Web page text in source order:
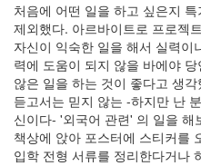
처음에 어떤 일을 하고 싶은지
제외했다. 아르바이트로 프로젝
자신이 익숙한 일을 해서 실력이
력에 도움이 되지 않을 바에야
않은 일을 하는 것이 좋다고 생
듣고서는 믿지 않는 -하지만 난
신이다- '외국어 관련' 의 일을 해
책상에 앉아 포스터에 스티커를
입학 전형 서류를 정리한다거나
이
드
아
웃
LG
전
자
모
바